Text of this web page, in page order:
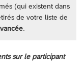
(qui existent dans
de votre liste de
.
sur le participant